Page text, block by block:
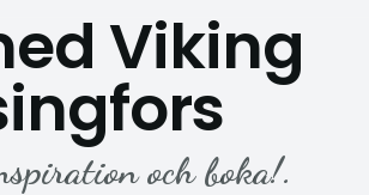
Viking
och boka!.